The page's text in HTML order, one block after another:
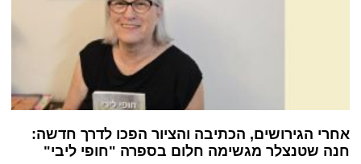
אחרי הגירושים, הכתיבה והציור הפכו לדרך חדשה:
חנה שטנצלר מגשימה חלום בספרה "חופי ליבי"